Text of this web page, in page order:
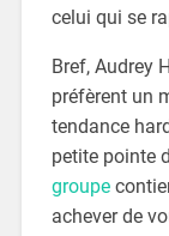
celui qui se
Bref, Audrey
préfèrent un
tendance
petite pointe
groupe
achever de